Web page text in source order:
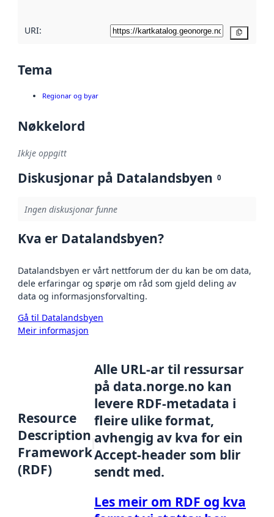
URI:
Tema
Regionar og byar
Nøkkelord
Ikkje oppgitt
Diskusjonar på Datalandsbyen 0
Ingen diskusjonar funne
Kva er Datalandsbyen?
Datalandsbyen er vårt nettforum der du kan be om data,
dele erfaringar og spørje om råd som gjeld deling av
data og informasjonsforvalting.
Gå til Datalandsbyen
Meir informasjon
Resource
Description
Framework
(RDF)
Alle URL-ar til ressursar
på data.norge.no kan
levere RDF-metadata i
fleire ulike format,
avhengig av kva for ein
Accept-header som blir
sendt med.
Les meir om RDF og kva